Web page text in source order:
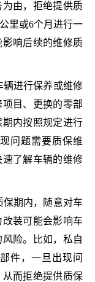
由，拒绝提供质
里或6个月进行一
响后续的维修质
辆进行保养或维修
目、更换的零部
内按照规定进行
问题需要质保维
了解车辆的维修
期内，随意对车
装可能会影响车
险。比如，私自
件，一旦出现问
而拒绝提供质保